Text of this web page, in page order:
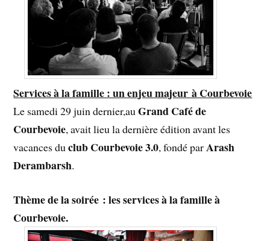
Services à la famille : un enjeu majeur à Courbevoie
Le samedi 29 juin dernier,auGrand Café de
Courbevoie, avait lieu la dernière édition avant les
vacances duclub Courbevoie 3.0, fondé parArash
Derambarsh.
Thème de la soirée : les services à la famille à
Courbevoie.